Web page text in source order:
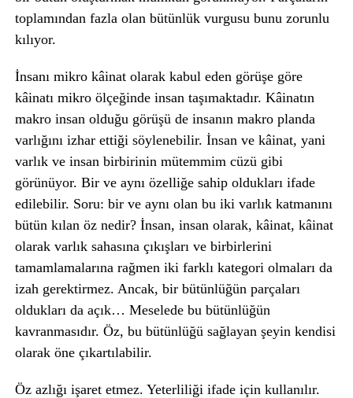
toplamından fazla olan bütünlük vurgusu bunu zorunlu
kılıyor.
İnsanı mikro kâinat olarak kabul eden görüşe göre
kâinatı mikro ölçeğinde insan taşımaktadır. Kâinatın
makro insan olduğu görüşü de insanın makro planda
varlığını izhar ettiği söylenebilir. İnsan ve kâinat, yani
varlık ve insan birbirinin mütemmim cüzü gibi
görünüyor. Bir ve aynı özelliğe sahip oldukları ifade
edilebilir. Soru: bir ve aynı olan bu iki varlık katmanını
bütün kılan öz nedir? İnsan, insan olarak, kâinat, kâinat
olarak varlık sahasına çıkışları ve birbirlerini
tamamlamalarına rağmen iki farklı kategori olmaları da
izah gerektirmez. Ancak, bir bütünlüğün parçaları
oldukları da açık… Meselede bu bütünlüğün
kavranmasıdır. Öz, bu bütünlüğü sağlayan şeyin kendisi
olarak öne çıkartılabilir.
Öz azlığı işaret etmez. Yeterliliği ifade için kullanılır.